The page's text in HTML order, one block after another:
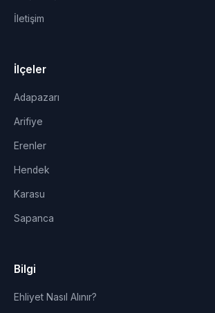
İletişim
İlçeler
Adapazarı
Arifiye
Erenler
Hendek
Karasu
Sapanca
Bilgi
Ehliyet Nasıl Alınır?